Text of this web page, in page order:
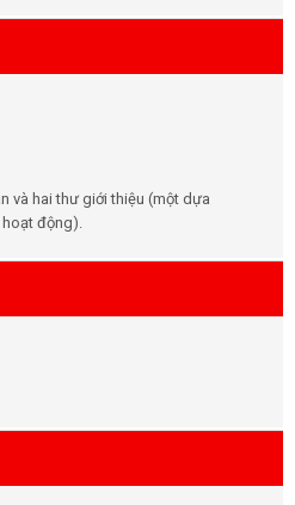
và hai thư giới thiệu (một dựa
hoạt động).